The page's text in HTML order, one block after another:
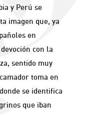
y Perú se
imagen que, ya
en
con la
sentido muy
toma en
se identifica
que iban